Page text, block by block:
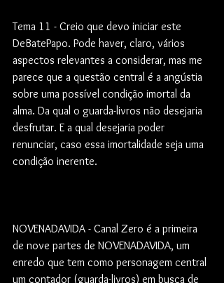
Tema 11 - Creio que devo iniciar este
DeBatePapo. Pode haver, claro, vários
aspectos relevantes a considerar, mas me
parece que a questão central é a angústia
sobre uma possível condição imortal da
alma. Da qual o guarda-livros não desejaria
desfrutar. E a qual desejaria poder
renunciar, caso essa imortalidade seja uma
condição inerente.
NOVENADAVIDA - Canal Zero é a primeira
de nove partes de NOVENADAVIDA, um
enredo que tem como personagem central
um contador (guarda-livros) em busca de